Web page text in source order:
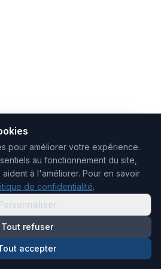
pour améliorer votre expérience.
au fonctionnement du site,
à l'améliorer. Pour en savoir
de confidentialité.
Tout refuser
accepter